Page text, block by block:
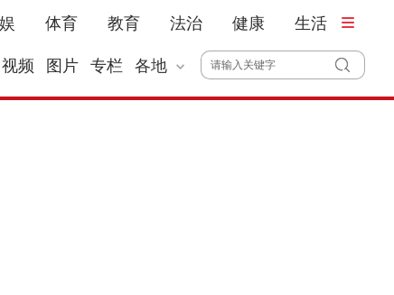
体育 教育 法治 健康 生活
视频 图片 专栏 各地